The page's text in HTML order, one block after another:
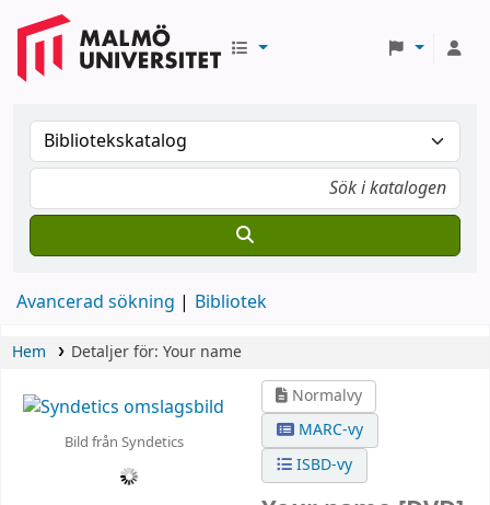
Avancerad sökning Bibliotek
Hem Detaljer för: Your name
Bild från Syndetics
Normalvy
MARC-vy
ISBD-vy